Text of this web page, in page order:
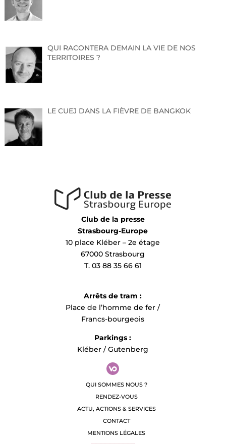
QUI RACONTERA DEMAIN LA VIE DE NOS
TERRITOIRES ?
LE CUEJ DANS LA FIÈVRE DE BANGKOK
Club de la presse
Strasbourg-Europe
10 place Kléber – 2e étage
67000 Strasbourg
T. 03 88 35 66 61
Arrêts de tram :
Place de l’homme de fer /
Francs-bourgeois
Parkings :
Kléber / Gutenberg
QUI SOMMES NOUS ?
RENDEZ-VOUS
ACTU, ACTIONS & SERVICES
CONTACT
MENTIONS LÉGALES